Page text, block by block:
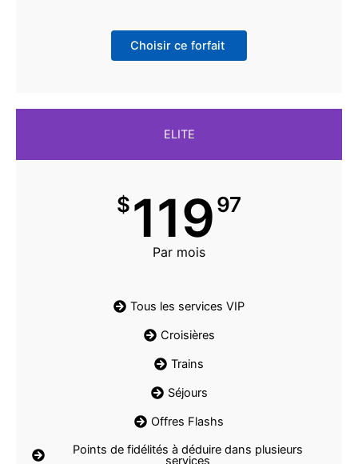
Choisir ce forfait
ELITE
$11997
Par mois
Tous les services VIP
Croisières
Trains
Séjours
Offres Flashs
Points de fidélités à déduire dans plusieurs
services